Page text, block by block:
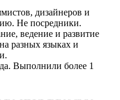
дизайнеров и
Не посредники.
ведение и развитие
разных языках и
Выполнили более 1